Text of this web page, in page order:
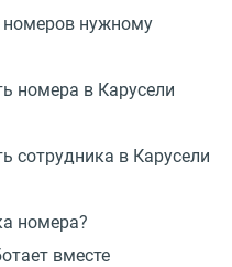
номеров нужному
номера в Карусели
сотрудника в Карусели
номера?
вместе